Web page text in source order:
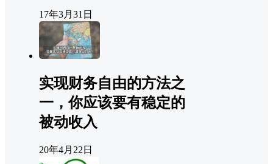
17年3月31日
实现财务自由的方法之
一，你应该要有稳定的
被动收入
20年4月22日